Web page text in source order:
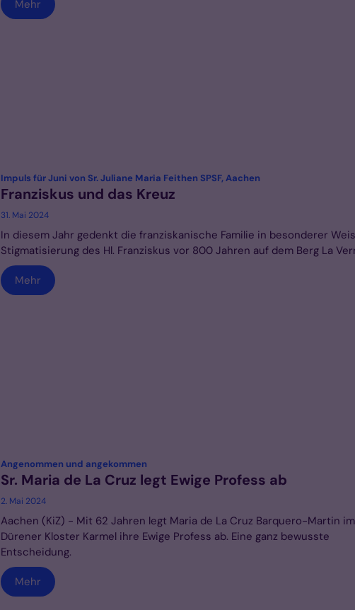
Mehr
Impuls für Juni von Sr. Juliane Maria Feithen SPSF, Aachen:
Franziskus und das Kreuz
31. Mai 2024
In diesem Jahr gedenkt die franziskanische Familie in besonderer
Stigmatisierung des Hl. Franziskus vor 800 Jahren auf dem Berg La
Mehr
Angenommen und angekommen:
Sr. Maria de La Cruz legt Ewige Profess ab
2. Mai 2024
Aachen (KiZ) - Mit 62 Jahren legt Maria de La Cruz Barquero-Martin im
Dürener Kloster Karmel ihre Ewige Profess ab. Eine ganz bewusste
Entscheidung.
Mehr